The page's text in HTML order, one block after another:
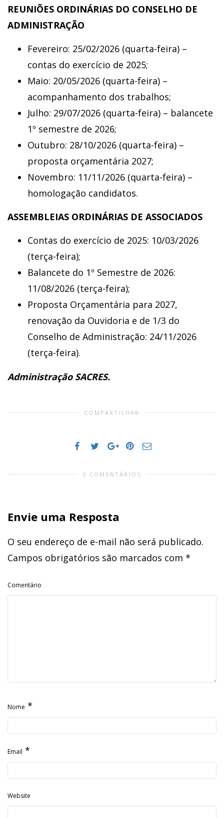
REUNIÕES ORDINÁRIAS DO CONSELHO DE
ADMINISTRAÇÃO
Fevereiro: 25/02/2026 (quarta-feira) –
contas do exercício de 2025;
Maio: 20/05/2026 (quarta-feira) –
acompanhamento dos trabalhos;
Julho: 29/07/2026 (quarta-feira) – balancete
1º semestre de 2026;
Outubro: 28/10/2026 (quarta-feira) –
proposta orçamentária 2027;
Novembro: 11/11/2026 (quarta-feira) –
homologação candidatos.
ASSEMBLEIAS ORDINÁRIAS DE ASSOCIADOS
Contas do exercício de 2025: 10/03/2026
(terça-feira);
Balancete do 1º Semestre de 2026:
11/08/2026 (terça-feira);
Proposta Orçamentária para 2027,
renovação da Ouvidoria e de 1/3 do
Conselho de Administração: 24/11/2026
(terça-feira).
Administração SACRES.
COMPARTILHAR
0 COMENTÁRIOS
Envie uma Resposta
O seu endereço de e-mail não será publicado.
Campos obrigatórios são marcados com *
Comentário
Nome *
Email *
Website